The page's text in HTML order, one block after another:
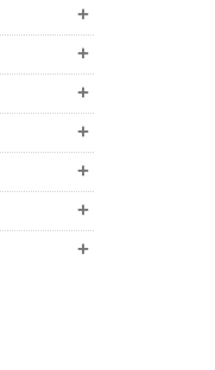
+
+
+
+
+
+
+